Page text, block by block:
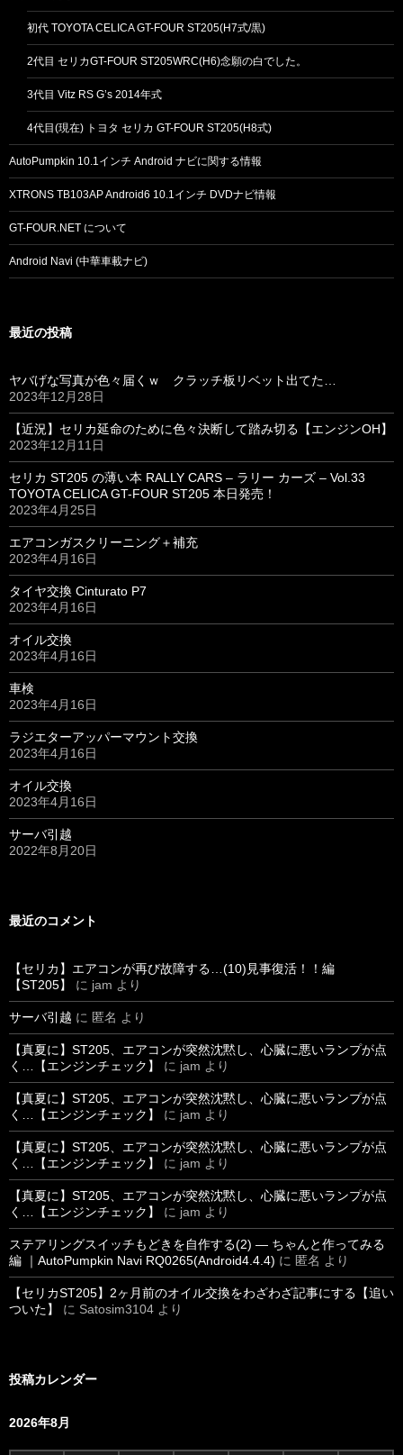
初代 TOYOTA CELICA GT-FOUR ST205(H7式/黒)
2代目 セリカGT-FOUR ST205WRC(H6)念願の白でした。
3代目 Vitz RS G’s 2014年式
4代目(現在) トヨタ セリカ GT-FOUR ST205(H8式)
AutoPumpkin 10.1インチ Android ナビに関する情報
XTRONS TB103AP Android6 10.1インチ DVDナビ情報
GT-FOUR.NET について
Android Navi (中華車載ナビ)
最近の投稿
ヤバげな写真が色々届くｗ クラッチ板リベット出てた…
2023年12月28日
【近況】セリカ延命のために色々決断して踏み切る【エンジンOH】
2023年12月11日
セリカ ST205 の薄い本 RALLY CARS – ラリー カーズ – Vol.33
TOYOTA CELICA GT-FOUR ST205 本日発売！
2023年4月25日
エアコンガスクリーニング＋補充
2023年4月16日
タイヤ交換 Cinturato P7
2023年4月16日
オイル交換
2023年4月16日
車検
2023年4月16日
ラジエターアッパーマウント交換
2023年4月16日
オイル交換
2023年4月16日
サーバ引越
2022年8月20日
最近のコメント
【セリカ】エアコンが再び故障する…(10)見事復活！！編
【ST205】
に jam より
サーバ引越 に 匿名 より
【真夏に】ST205、エアコンが突然沈黙し、心臓に悪いランプが点
く…【エンジンチェック】
に jam より
【真夏に】ST205、エアコンが突然沈黙し、心臓に悪いランプが点
く…【エンジンチェック】
に jam より
【真夏に】ST205、エアコンが突然沈黙し、心臓に悪いランプが点
く…【エンジンチェック】
に jam より
【真夏に】ST205、エアコンが突然沈黙し、心臓に悪いランプが点
く…【エンジンチェック】
に jam より
ステアリングスイッチもどきを自作する(2) ― ちゃんと作ってみる
編 ｜AutoPumpkin Navi RQ0265(Android4.4.4) に 匿名 より
【セリカST205】2ヶ月前のオイル交換をわざわざ記事にする【追い
ついた】
に Satosim3104 より
投稿カレンダー
2026年8月